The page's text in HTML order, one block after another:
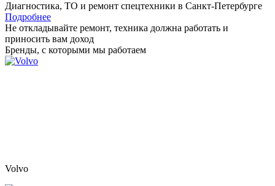
Диагностика, ТО и ремонт спецтехники в Санкт-Петербурге
Подробнее
Не откладывайте ремонт, техника должна работать и
приносить вам доход
Бренды, с которыми мы работаем
Volvo